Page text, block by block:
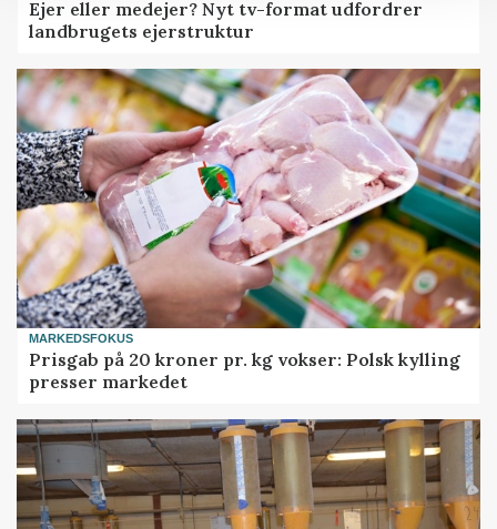
Ejer eller medejer? Nyt tv-format udfordrer
landbrugets ejerstruktur
MARKEDSFOKUS
Prisgab på 20 kroner pr. kg vokser: Polsk kylling
presser markedet